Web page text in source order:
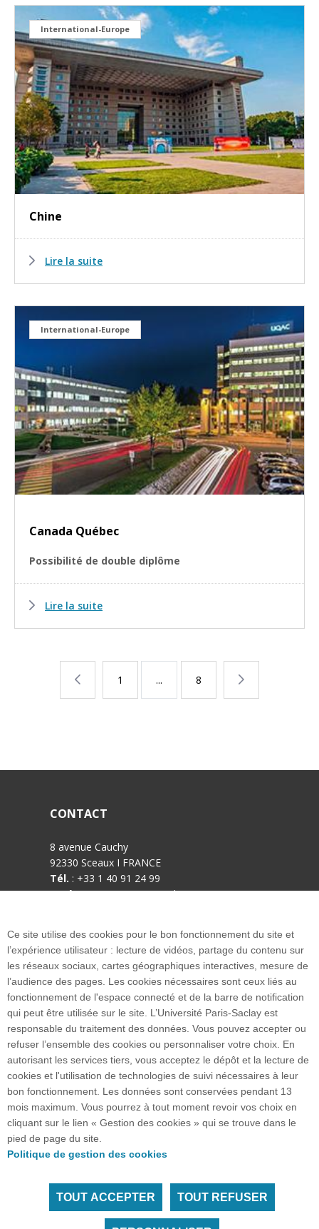
International-Europe
Chine
Lire la suite
International-Europe
Canada Québec
Possibilité de double diplôme
Lire la suite
Page
1 ... Page
8
CONTACT
8 avenue Cauchy
92330 Sceaux I FRANCE
Tél. : +33 1 40 91 24 99
Accès: RER B Sceaux I Robinson
Contacts
Accès à l'IUT de Sceaux
Plan du site
Accueil des publics internationaux
" Investissez dans votre avenir, choisissez
Tous droits réservés Université Paris-Saclay
Accessibilité :partiellement conforme
Ce site utilise des cookies pour le bon fonctionnement du site et
l’expérience utilisateur : lecture de vidéos, partage du contenu sur
les réseaux sociaux, cartes géographiques interactives, mesure de
l’audience des pages. Les cookies nécessaires sont ceux liés au
fonctionnement de l'espace connecté et de la barre de notification
qui peut être utilisée sur le site. L’Université Paris-Saclay est
responsable du traitement des données. Vous pouvez accepter ou
refuser l’ensemble des cookies ou personnaliser votre choix. En
autorisant les services tiers, vous acceptez le dépôt et la lecture de
cookies et l'utilisation de technologies de suivi nécessaires à leur
bon fonctionnement. Les données sont conservées pendant 13
mois maximum. Vous pourrez à tout moment revoir vos choix en
cliquant sur le lien « Gestion des cookies » qui se trouve dans le
pied de page du site.
Politique de gestion des cookies
TOUT ACCEPTER TOUT REFUSER